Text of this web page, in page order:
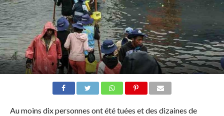
Au moins dix personnes ont été tuées et des dizaines de